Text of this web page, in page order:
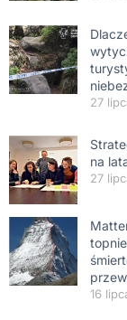
27
na
27
16